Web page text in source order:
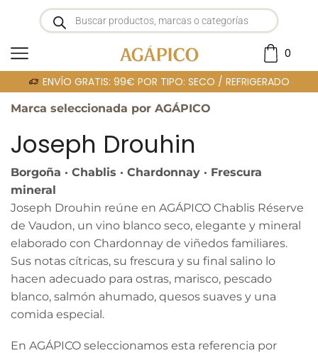
0
ENVÍO GRATIS: 99€ POR TIPO: SECO / REFRIGERADO
Portada»JOSEPH DROUHIN
Marca seleccionada por AGÁPICO
Joseph Drouhin
Borgoña · Chablis · Chardonnay · Frescura
mineral
Joseph Drouhin reúne en AGÁPICO Chablis Réserve
de Vaudon, un vino blanco seco, elegante y mineral
elaborado con Chardonnay de viñedos familiares.
Sus notas cítricas, su frescura y su final salino lo
hacen adecuado para ostras, marisco, pescado
blanco, salmón ahumado, quesos suaves y una
comida especial.
En AGÁPICO seleccionamos esta referencia por